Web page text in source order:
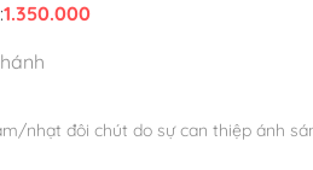
1.350.000
nhạt đôi chút do sự can thiệp ánh